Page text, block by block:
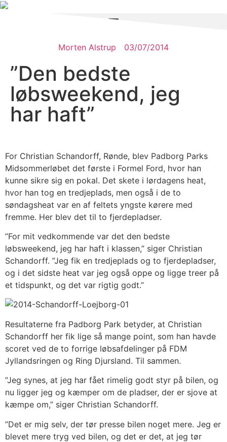
Morten Alstrup 03/07/2014
”Den bedste
løbsweekend, jeg
har haft”
For Christian Schandorff, Rønde, blev Padborg Parks
Midsommerløbet det første i Formel Ford, hvor han
kunne sikre sig en pokal. Det skete i lørdagens heat,
hvor han tog en tredjeplads, men også i de to
søndagsheat var en af feltets yngste kørere med
fremme. Her blev det til to fjerdepladser.
”For mit vedkommende var det den bedste
løbsweekend, jeg har haft i klassen,” siger Christian
Schandorff. ”Jeg fik en tredjeplads og to fjerdepladser,
og i det sidste heat var jeg også oppe og ligge treer på
et tidspunkt, og det var rigtig godt.”
Resultaterne fra Padborg Park betyder, at Christian
Schandorff her fik lige så mange point, som han havde
scoret ved de to forrige løbsafdelinger på FDM
Jyllandsringen og Ring Djursland. Til sammen.
”Jeg synes, at jeg har fået rimelig godt styr på bilen, og
nu ligger jeg og kæmper om de pladser, der er sjove at
kæmpe om,” siger Christian Schandorff.
”Det er mig selv, der tør presse bilen noget mere. Jeg er
blevet mere tryg ved bilen, og det er det, at jeg tør